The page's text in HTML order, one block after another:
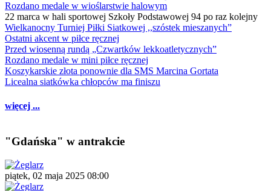
Rozdano medale w wioślarstwie halowym
22 marca w hali sportowej Szkoły Podstawowej 94 po raz kolejny
Wielkanocny Turniej Piłki Siatkowej ,,szóstek mieszanych”
Ostatni akcent w piłce ręcznej
Przed wiosenną rundą „Czwartków lekkoatletycznych”
Rozdano medale w mini piłce ręcznej
Koszykarskie złota ponownie dla SMS Marcina Gortata
Licealna siatkówka chłopców ma finiszu
więcej ...
"Gdańska" w antrakcie
piątek, 02 maja 2025 08:00